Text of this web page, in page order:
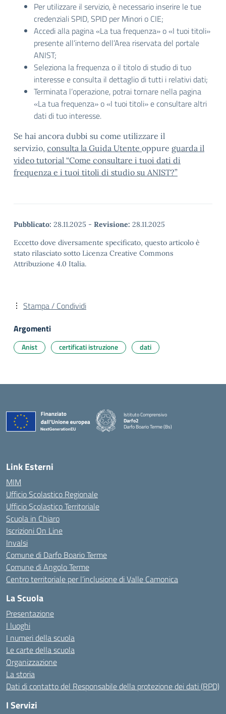
Per utilizzare il servizio, è necessario inserire le tue
credenziali SPID, SPID per Minori o CIE;
Accedi alla pagina «La tua frequenza» o «I tuoi titoli»
presente all’interno dell’Area riservata del portale
ANIST;
Seleziona la frequenza o il titolo di studio di tuo
interesse e consulta il dettaglio di tutti i relativi dati;
Terminata l’operazione, potrai tornare nella pagina
«La tua frequenza» o «I tuoi titoli» e consultare altri
dati di tuo interesse.
Se hai ancora dubbi su come utilizzare il
servizio, consulta la Guida Utente oppure guarda il
video tutorial “Come consultare i tuoi dati di
frequenza e i tuoi titoli di studio su ANIST?”
Pubblicato: 28.11.2025 - Revisione: 28.11.2025
Eccetto dove diversamente specificato, questo articolo è
stato rilasciato sotto Licenza Creative Commons
Attribuzione 4.0 Italia.
Stampa / Condividi
Argomenti
Anist certificati istruzione dati
Istituto Comprensivo
Darfo2
Darfo Boario Terme (Bs)
Link Esterni
MIM
Ufficio Scolastico Regionale
Ufficio Scolastico Territoriale
Scuola in Chiaro
Iscrizioni On Line
Invalsi
Comune di Darfo Boario Terme
Comune di Angolo Terme
Centro territoriale per l’inclusione di Valle Camonica
La Scuola
Presentazione
I luoghi
I numeri della scuola
Le carte della scuola
Organizzazione
La storia
Dati di contatto del Responsabile della protezione dei dati (RPD)
I Servizi